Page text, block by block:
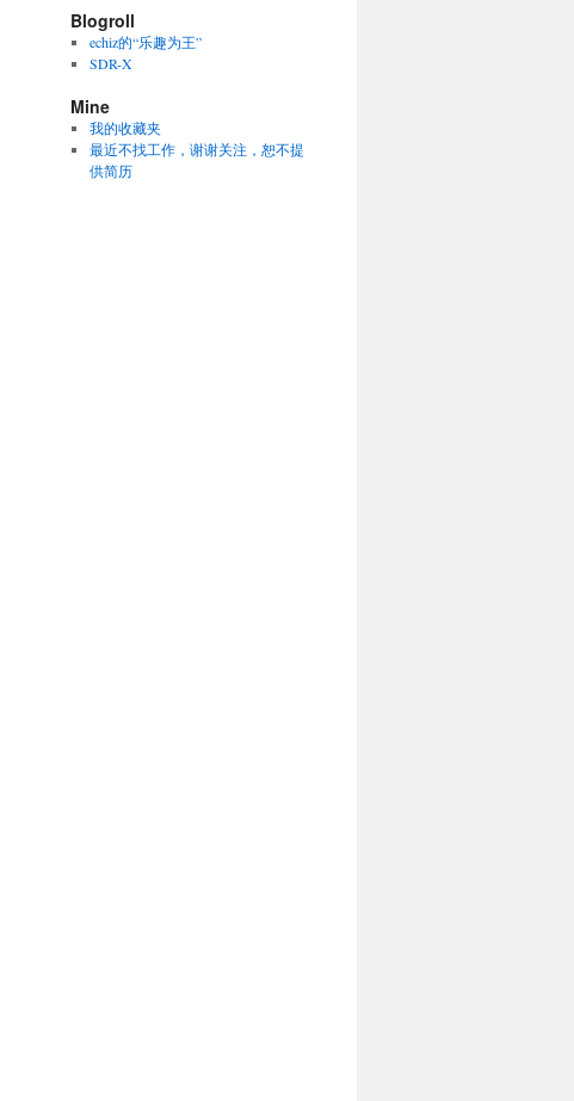
Blogroll
echiz的“乐趣为王”
SDR-X
Mine
我的收藏夹
最近不找工作，谢谢关注，恕不提
供简历